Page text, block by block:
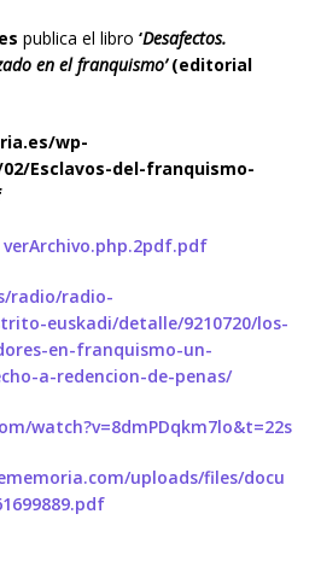
publica el libro ‘Desafectos.
en el franquismo’(editorial
wp-
Esclavos-del-franquismo-
radio/radio-
euskadi/detalle/9210720/los-
en-franquismo-un-
a-redencion-de-penas/
watch?v=8dmPDqkm7lo&t=22s
uploads/files/docu